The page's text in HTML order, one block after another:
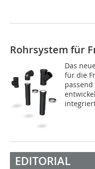
Rohrsystem für
Das
für die
EDITORIAL